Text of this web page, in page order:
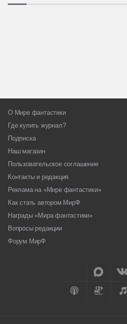
О Мире фантастики
Где купить журнал?
Подписка
Наш магазин
Пользовательское соглашение
Контакты и редакция
Реклама на «Мире фантастики»
Как стать автором МирФ
Награды «Мира фантастики»
Вопросы редакции
Форум МирФ